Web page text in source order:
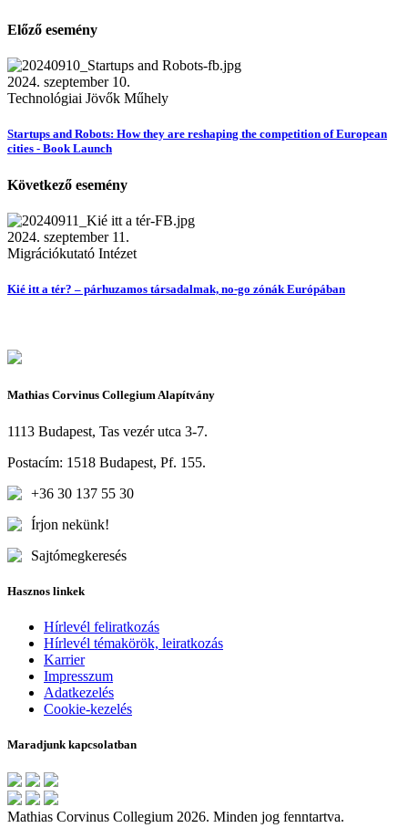
Előző esemény
2024. szeptember 10.
Technológiai Jövők Műhely
Startups and Robots: How they are reshaping the competition of European
cities - Book Launch
Következő esemény
2024. szeptember 11.
Migrációkutató Intézet
Kié itt a tér? – párhuzamos társadalmak, no-go zónák Európában
Mathias Corvinus Collegium Alapítvány
1113 Budapest, Tas vezér utca 3-7.
Postacím: 1518 Budapest, Pf. 155.
+36 30 137 55 30
Írjon nekünk!
Sajtómegkeresés
Hasznos linkek
Hírlevél feliratkozás
Hírlevél témakörök, leiratkozás
Karrier
Impresszum
Adatkezelés
Cookie-kezelés
Maradjunk kapcsolatban
Mathias Corvinus Collegium 2026. Minden jog fenntartva.